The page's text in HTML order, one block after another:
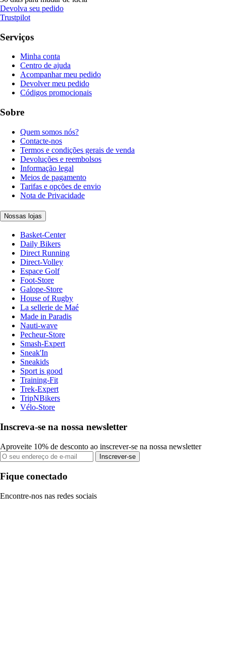
Devolva seu pedido
Trustpilot
Serviços
Minha conta
Centro de ajuda
Acompanhar meu pedido
Devolver meu pedido
Códigos promocionais
Sobre
Quem somos nós?
Contacte-nos
Termos e condições gerais de venda
Devoluções e reembolsos
Informação legal
Meios de pagamento
Tarifas e opções de envio
Nota de Privacidade
Nossas lojas
Basket-Center
Daily Bikers
Direct Running
Direct-Volley
Espace Golf
Foot-Store
Galope-Store
House of Rugby
La sellerie de Maé
Made in Paradis
Nauti-wave
Pecheur-Store
Smash-Expert
Sneak'In
Sneakids
Sport is good
Training-Fit
Trek-Expert
TripNBikers
Vélo-Store
Inscreva-se na nossa newsletter
Aproveite 10% de desconto ao inscrever-se na nossa newsletter
Inscrever-se
Fique conectado
Encontre-nos nas redes sociais